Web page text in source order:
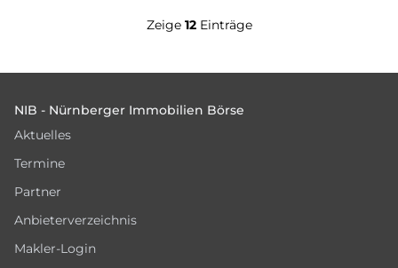
Zeige 12Einträge
NIB - Nürnberger Immobilien Börse
Aktuelles
Termine
Partner
Anbieterverzeichnis
Makler-Login